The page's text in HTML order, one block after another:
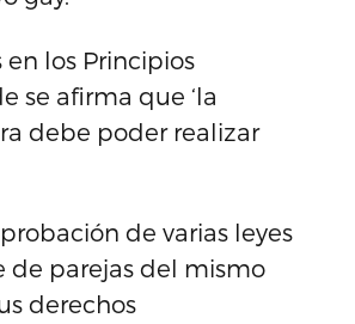
los Principios
se afirma que ‘la
debe poder realizar
de varias leyes
de parejas del mismo
derechos